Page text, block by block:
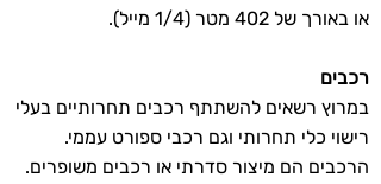
או באורך של 402 מטר (1/4 מייל).
רכבים
במרוץ רשאים להשתתף רכבים תחרותיים בעלי
רישוי כלי תחרותי וגם רכבי ספורט עממי.
הרכבים הם מיצור סדרתי או רכבים משופרים.